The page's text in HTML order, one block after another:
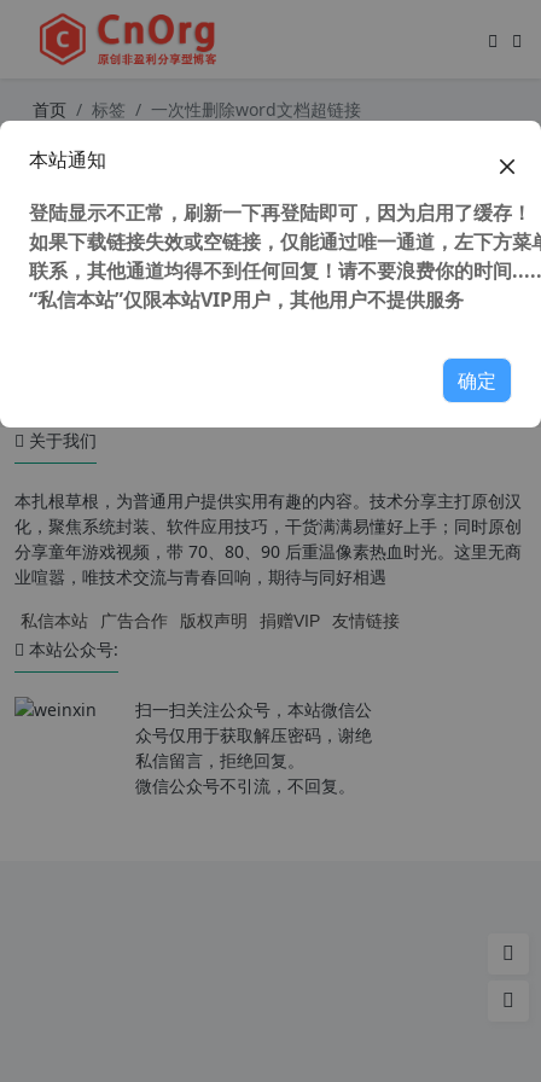
首页 标签 一次性删除word文档超链接
一次性批量删除word文档中的所有超
链接
关于我们
本扎根草根，为普通用户提供实用有趣的内容。技术分享主打原创汉
化，聚焦系统封装、软件应用技巧，干货满满易懂好上手；同时原创
分享童年游戏视频，带 70、80、90 后重温像素热血时光。这里无商
业喧嚣，唯技术交流与青春回响，期待与同好相遇
私信本站 广告合作 版权声明 捐赠VIP 友情链接
本站公众号:
扫一扫关注公众号，本站微信公
众号仅用于获取解压密码，谢绝
私信留言，拒绝回复。
微信公众号不引流，不回复。
本站通知
登陆显示不正常，刷新一下再登陆即可，因为启用了缓存！
如果下载链接失效或空链接，仅能通过唯一通道，左下方菜
联系，其他通道均得不到任何回复！请不要浪费你的时间
“私信本站”仅限本站VIP用户，其他用户不提供服务
确定